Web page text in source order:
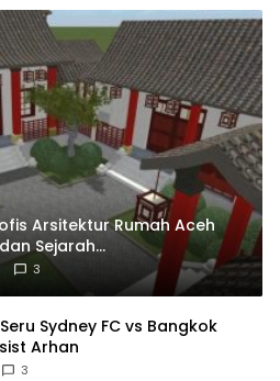
Arsitektur Rumah Aceh
Sejarah
3
Sydney FC vs Bangkok
Arhan
3